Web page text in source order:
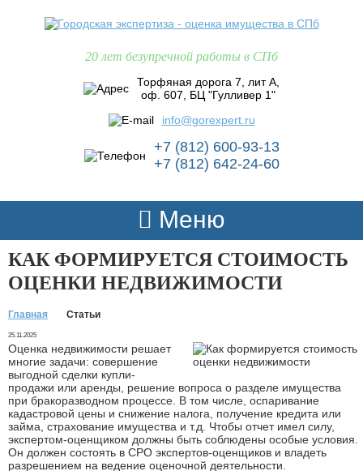
20 лет безупречной работы в СПб
Торфяная дорога 7, лит А,
оф. 607, БЦ "Гулливер 1"
info@gorexpert.ru
+7 (812) 600-93-13
+7 (812) 642-24-60
Меню
КАК ФОРМИРУЕТСЯ СТОИМОСТЬ
ОЦЕНКИ НЕДВИЖИМОСТИ
Главная Статьи
25.11.2025
Оценка недвижимости решает
многие задачи: совершение
выгодной сделки купли-
продажи или аренды, решение вопроса о разделе имущества
при бракоразводном процессе. В том числе, оспаривание
кадастровой цены и снижение налога, получение кредита или
займа, страхование имущества и т.д. Чтобы отчет имел силу,
экспертом-оценщиком должны быть соблюдены особые условия.
Он должен состоять в СРО экспертов-оценщиков и владеть
разрешением на ведение оценочной деятельности.